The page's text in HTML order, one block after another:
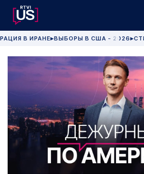
В ИРАНЕ▶ВЫБОРЫ В США - 2026 ▶